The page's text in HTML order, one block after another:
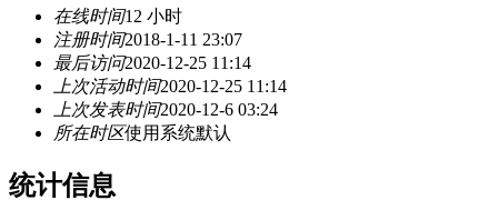
在线时间12 小时
注册时间2018-1-11 23:07
最后访问2020-12-25 11:14
上次活动时间2020-12-25 11:14
上次发表时间2020-12-6 03:24
所在时区使用系统默认
统计信息